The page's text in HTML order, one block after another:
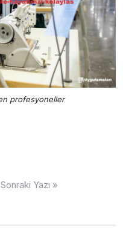
profesyoneller
Sonraki Yazı »